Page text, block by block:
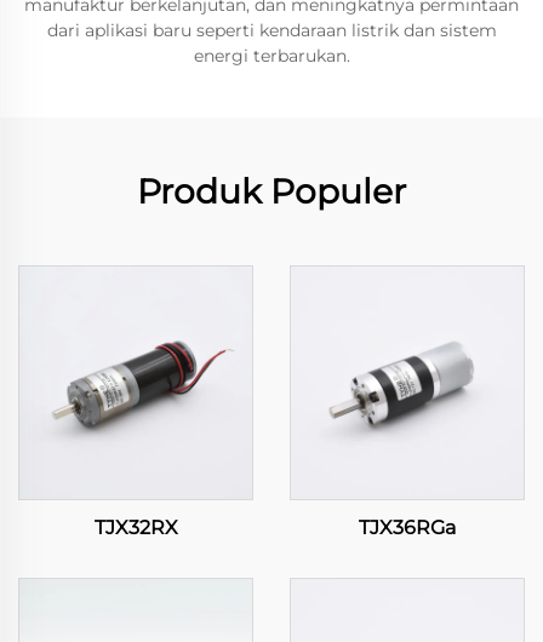
manufaktur berkelanjutan, dan meningkatnya permintaan
dari aplikasi baru seperti kendaraan listrik dan sistem
energi terbarukan.
Produk Populer
TJX32RX TJX36RGa